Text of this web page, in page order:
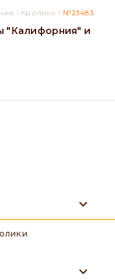
› Кролики › №23483
"Калифорния" и